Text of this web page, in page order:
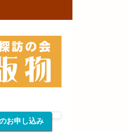
お申し込み